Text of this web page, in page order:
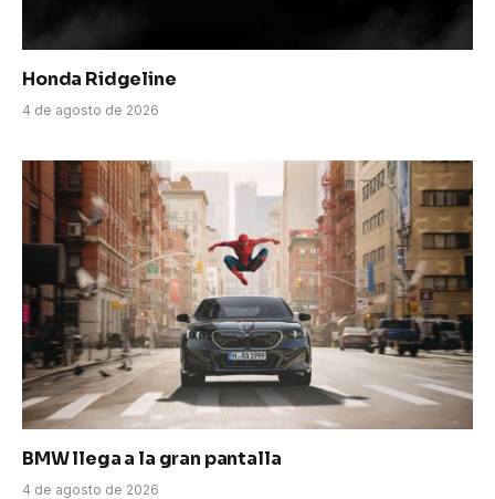
Honda Ridgeline
4 de agosto de 2026
BMW llega a la gran pantalla
4 de agosto de 2026